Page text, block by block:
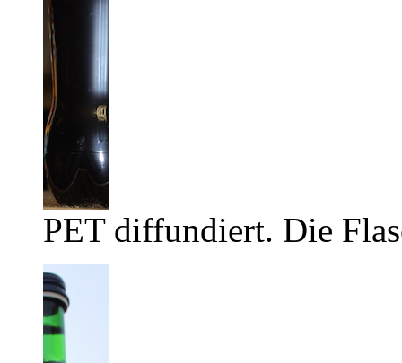
PET diffundiert. Die